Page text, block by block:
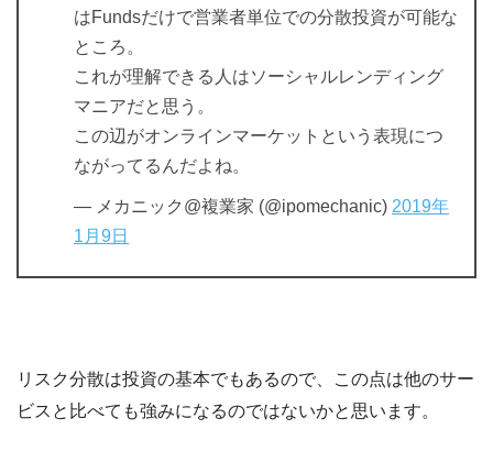
はFundsだけで営業者単位での分散投資が可能な
ところ。
これが理解できる人はソーシャルレンディング
マニアだと思う。
この辺がオンラインマーケットという表現につ
ながってるんだよね。
— メカニック@複業家 (@ipomechanic) 2019年
1月9日
リスク分散は投資の基本でもあるので、この点は他のサー
ビスと比べても強みになるのではないかと思います。